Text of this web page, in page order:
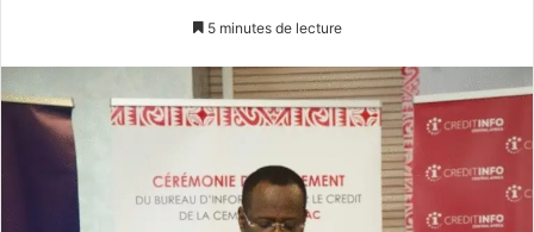
5 minutes de lecture